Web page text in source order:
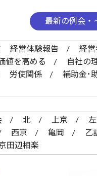
最新の例会・
経営体験報告
経営
値を高める
自社の
労使関係
補助金･
北 上京
西京 亀岡 乙訓
田辺相楽